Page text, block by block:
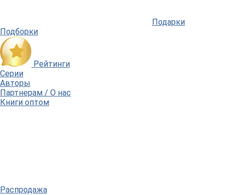
Подарки
Подборки
Рейтинги
Серии
Авторы
Партнерам / О нас
Книги оптом
Распродажа